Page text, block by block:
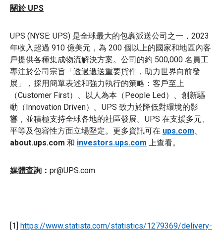
關於 UPS
UPS (NYSE: UPS) 是全球最大的包裹派送公司之一，2023
年收入超過 910 億美元，為 200 個以上的國家和地區內客
戶提供各種集成物流解決方案。公司的約 500,000 名員工
專注於公司宗旨「透過遞送重要貨件，助力世界向前發
展」，採用簡單表述和強力執行的策略：客戶至上
（Customer First）、以人為本（People Led）、創新驅
動（Innovation Driven）。UPS 致力於降低對環境的影
響，並積極支持全球各地的社區發展。UPS 在支援多元、
平等及包容性方面立場堅定。更多資訊可在 ups.com、
about.ups.com 和 investors.ups.com 上查看。
媒體查詢： pr@UPS.com
[1] https://www.statista.com/statistics/1279369/delivery-